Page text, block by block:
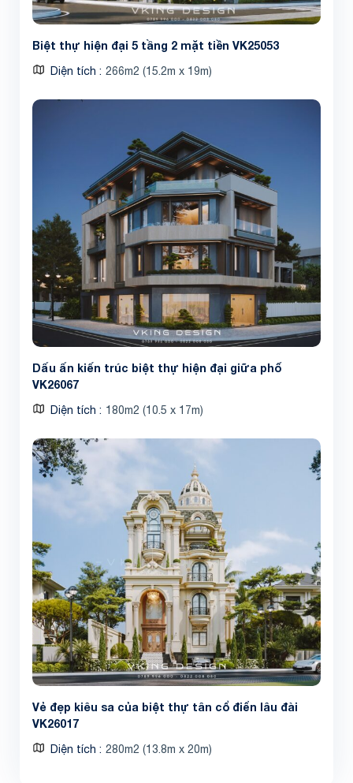
Biệt thự hiện đại 5 tầng 2 mặt tiền VK25053
Diện tích 266m2 (15.2m x 19m)
Dấu ấn kiến trúc biệt thự hiện đại giữa phố
VK26067
Diện tích 180m2 (10.5 x 17m)
Vẻ đẹp kiêu sa của biệt thự tân cổ điển lâu đài
VK26017
Diện tích 280m2 (13.8m x 20m)